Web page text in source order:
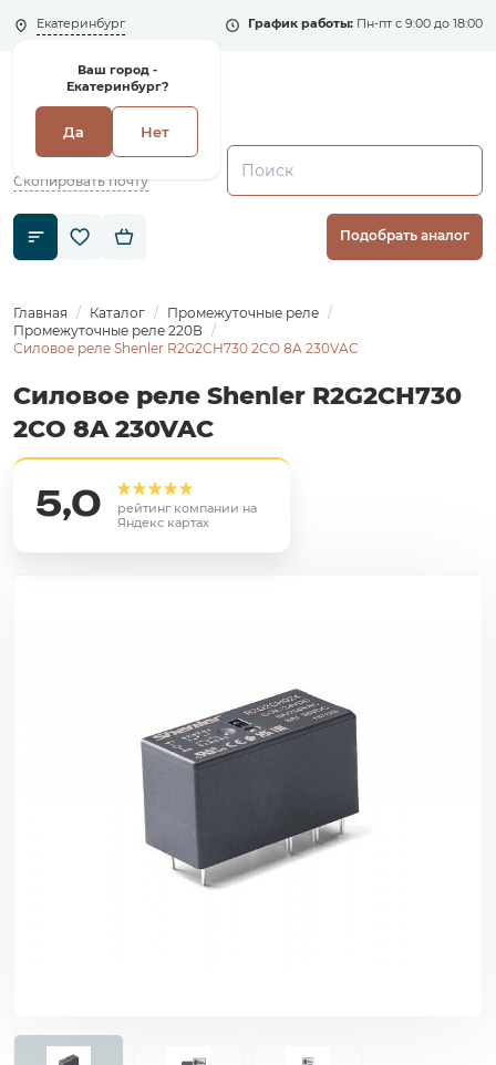
Екатеринбург
Ваш город -
Екатеринбург?
Да Нет
График работы: Пн-пт с 9:00 до 18:00
Скопировать почту
Подобрать аналог
Главная Каталог
Промежуточные реле
Промежуточные реле 220В
Силовое реле Shenler R2G2CH730 2CO 8A 230VAC
Силовое реле Shenler R2G2CH730
2CO 8A 230VAC
5,0
рейтинг компании на
Яндекс картах